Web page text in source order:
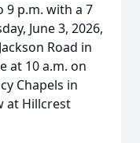
9 p.m. with a 7
June 3, 2026,
Road in
at 10 a.m. on
Chapels in
at Hillcrest